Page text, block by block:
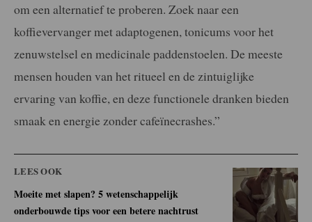
om een alternatief te proberen. Zoek naar een
koffievervanger met adaptogenen, tonicums voor het
zenuwstelsel en medicinale paddenstoelen. De meeste
mensen houden van het ritueel en de zintuiglijke
ervaring van koffie, en deze functionele dranken bieden
smaak en energie zonder cafeïnecrashes.”
LEES OOK
Moeite met slapen? 5 wetenschappelijk
onderbouwde tips voor een betere nachtrust